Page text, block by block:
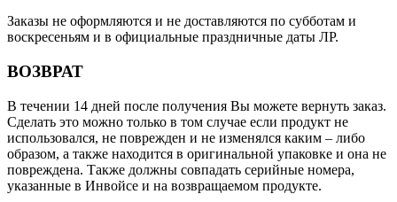
Заказы не оформляются и не доставляются по субботам и
воскресеньям и в официальные праздничные даты ЛР.
ВОЗВРАТ
В течении 14 дней после получения Вы можете вернуть заказ.
Сделать это можно только в том случае если продукт не
использовался, не поврежден и не изменялся каким – либо
образом, а также находится в оригинальной упаковке и она не
повреждена. Также должны совпадать серийные номера,
указанные в Инвойсе и на возвращаемом продукте.